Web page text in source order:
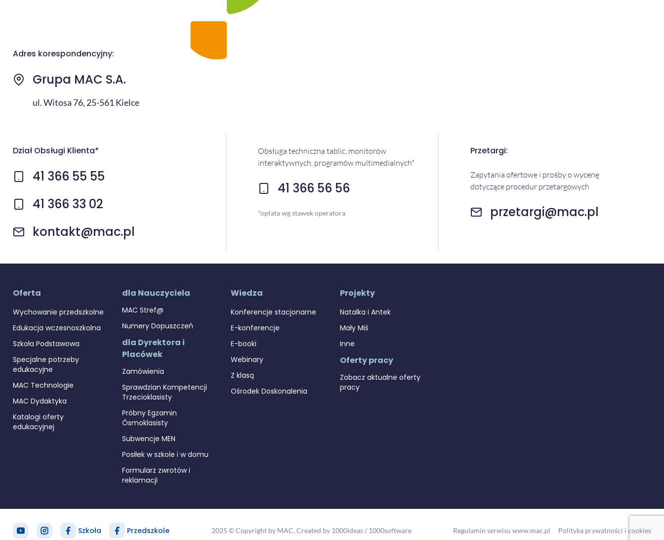
Adres korespondencyjny:
Grupa MAC S.A.
ul. Witosa 76, 25-561 Kielce
Dział Obsługi Klienta*
41 366 55 55
41 366 33 02
kontakt@mac.pl
Obsługa techniczna tablic, monitorów
interaktywnych, programów multimedialnych*
41 366 56 56
*opłata wg stawek operatora
Przetargi:
Zapytania ofertowe i prośby o wycenę
dotyczące procedur przetargowych
przetargi@mac.pl
Oferta
Wychowanie przedszkolne
Edukacja wczesnoszkolna
Szkoła Podstawowa
Specjalne potrzeby
edukacyjne
MAC Technologie
MAC Dydaktyka
Katalogi oferty
edukacyjnej
dla Nauczyciela
MAC Stref@
Numery Dopuszczeń
dla Dyrektora i
Placówek
Zamówienia
Sprawdzian Kompetencji
Trzecioklasisty
Próbny Egzamin
Ósmoklasisty
Subwencje MEN
Posiłek w szkole i w domu
Formularz zwrotów i
reklamacji
Wiedza
Konferencje stacjonarne
E-konferencje
E-booki
Webinary
Z klasą
Ośrodek Doskonalenia
Projekty
Natalka i Antek
Mały Miś
Inne
Oferty pracy
Zobacz aktualne oferty
pracy
Szkoła Przedszkole Regulamin serwisu www.mac.pl Polityka prywatności i cookies
2025 © Copyright by MAC. Created by 1000ideas/ 1000software